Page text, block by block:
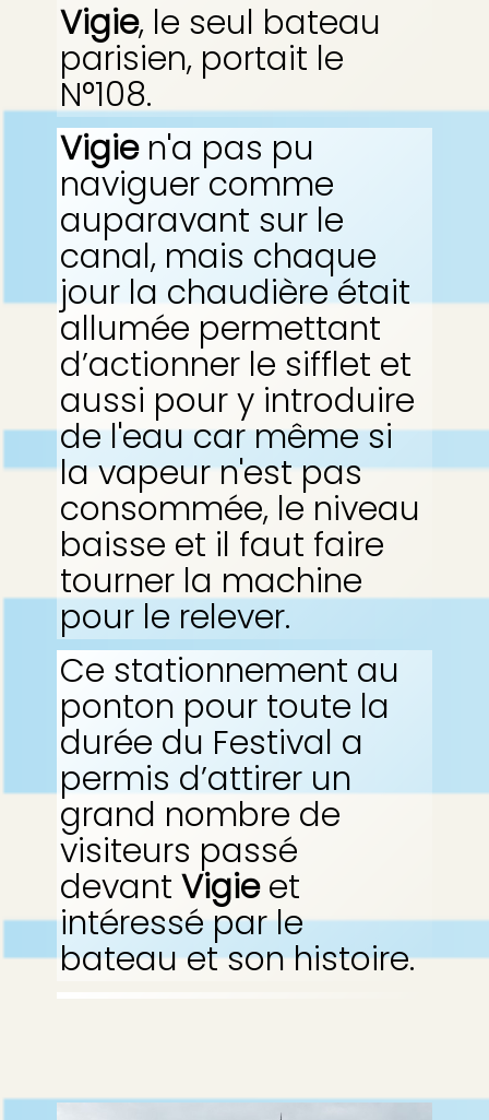
Vigie, le seul bateau
parisien, portait le
N°108.
Vigien'a pas pu
naviguer comme
auparavant sur le
canal, mais chaque
jour la chaudière était
allumée permettant
d’actionner le sifflet et
aussi pour y introduire
de l'eau car même si
la vapeur n'est pas
consommée, le niveau
baisse et il faut faire
tourner la machine
pour le relever.
Ce stationnement au
ponton pour toute la
durée du Festival a
permis d’attirer un
grand nombre de
visiteurs passé
devantVigieet
intéressé par le
bateau et son histoire.